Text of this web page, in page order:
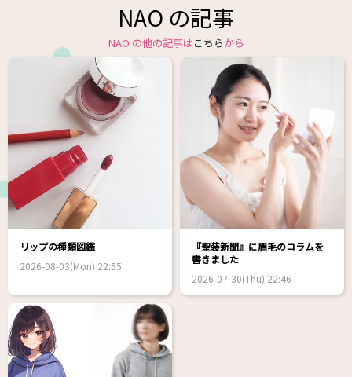
NAO の記事
NAO の他の記事はこちらから
リップの種類図鑑
2026-08-03(Mon) 22:55
『聖装新聞』に眉毛のコラムを
書きました
2026-07-30(Thu) 22:46